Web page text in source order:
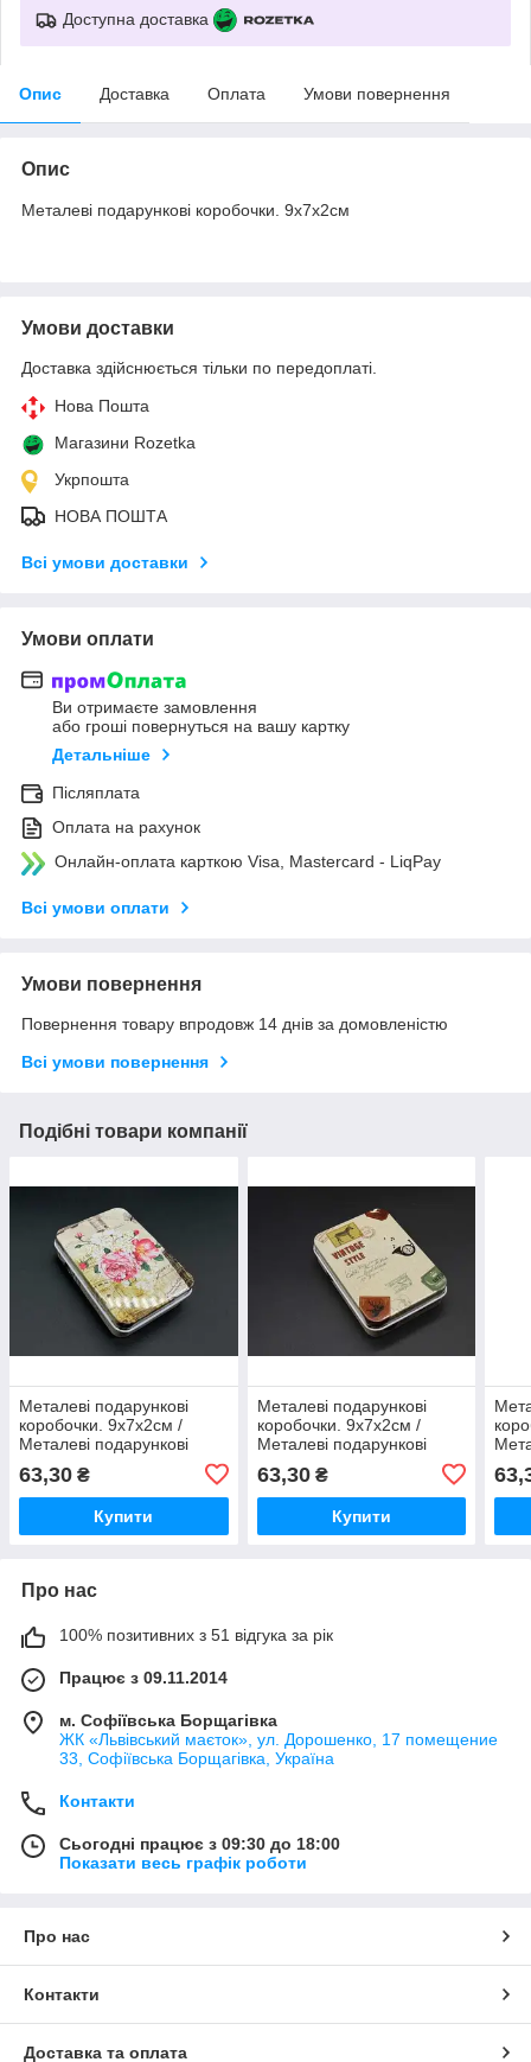
Доступна доставка
Опис Доставка Оплата Умови повернення
Опис
Металеві подарункові коробочки. 9х7х2см
Умови доставки
Доставка здійснюється тільки по передоплаті.
Нова Пошта
Магазини Rozetka
Укрпошта
НОВА ПОШТА
Всі умови доставки
Умови оплати
Ви отримаєте замовлення
або гроші повернуться на вашу картку
Детальніше
Післяплата
Оплата на рахунок
Онлайн-оплата карткою Visa, Mastercard - LiqPay
Всі умови оплати
Умови повернення
Повернення товару впродовж 14 днів за домовленістю
Всі умови повернення
Подібні товари компанії
Металеві подарункові
коробочки. 9х7х2см /
Металеві подарункові
63,30 ₴
Купити
Металеві подарункові
коробочки. 9х7х2см /
Металеві подарункові
63,30₴
Купити
Про нас
100% позитивних з 51 відгука за рік
Працює з 09.11.2014
м. Софіївська Борщагівка
ЖК «Львівський маєток», ул. Дорошенко, 17 помещение
33, Софіївська Борщагівка, Україна
Контакти
Сьогодні працює з 09:30 до 18:00
Показати весь графік роботи
Про нас
Контакти
Доставка та оплата